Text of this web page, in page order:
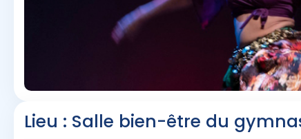
Lieu : Salle bien-être du